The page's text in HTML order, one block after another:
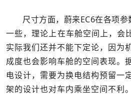
尺寸方面，蔚来EC6在各项参
一些，理论上在车舱空间上，会
实际我们还并不能下定论，因为
成度也会影响车舱的空间表现。
电设计，需要为换电结构预留一
架的设计也对车内乘坐空间不利